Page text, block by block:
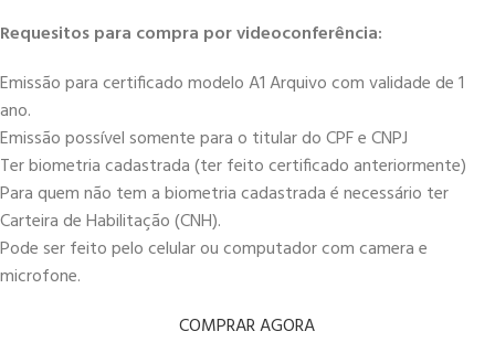
Requesitos para compra por videoconferência:
Emissão para certificado modelo A1 Arquivo com validade de 1
ano.
Emissão possível somente para o titular do CPF e CNPJ
Ter biometria cadastrada (ter feito certificado anteriormente)
Para quem não tem a biometria cadastrada é necessário ter
Carteira de Habilitação (CNH).
Pode ser feito pelo celular ou computador com camera e
microfone.
COMPRAR AGORA